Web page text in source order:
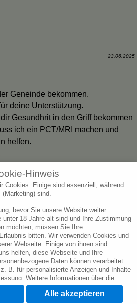
23.06.2025
Geneinde bekommen.
deine Unterstützung.
Gesundhrit in den Griff bekommen
ich ein PCT/MRI machen und
helfen.
eine Pechsträhne habe seit
das dauert nicht mehr solange.Ich
weil ich nicht richtig laufen kann.
Ort für mich.Es passt einfach
Ort fahren müssen wo der
Hinweis
Cookies. Einige sind essenziell, während
(Marketing) sind.
bevor Sie unsere Website weiter
unter 18 Jahre alt sind und Ihre Zustimmung
möchten, müssen Sie Ihre
bitten. Wir verwenden Cookies und
Webseite. Einige von ihnen sind
helfen, diese Webseite und Ihre
Daten können verarbeitet
B. für personalisierte Anzeigen und Inhalte
Weitere Informationen über die
Sie in unserer Datenschutzerklärung. Sie
unter
Cookie-Einstellungenwiderrufen oder
Alle akzeptieren